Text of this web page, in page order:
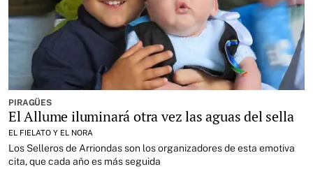
PIRAGÜES
El Allume iluminará otra vez las aguas del sella
EL FIELATO Y EL NORA
Los Selleros de Arriondas son los organizadores de esta emotiva
cita, que cada año es más seguida